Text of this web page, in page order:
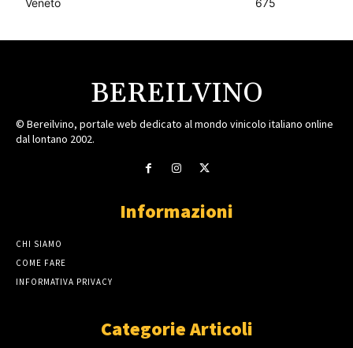
BEREILVINO
© Bereilvino, portale web dedicato al mondo vinicolo italiano online
dal lontano 2002.
Informazioni
CHI SIAMO
COME FARE
INFORMATIVA PRIVACY
Categorie Articoli